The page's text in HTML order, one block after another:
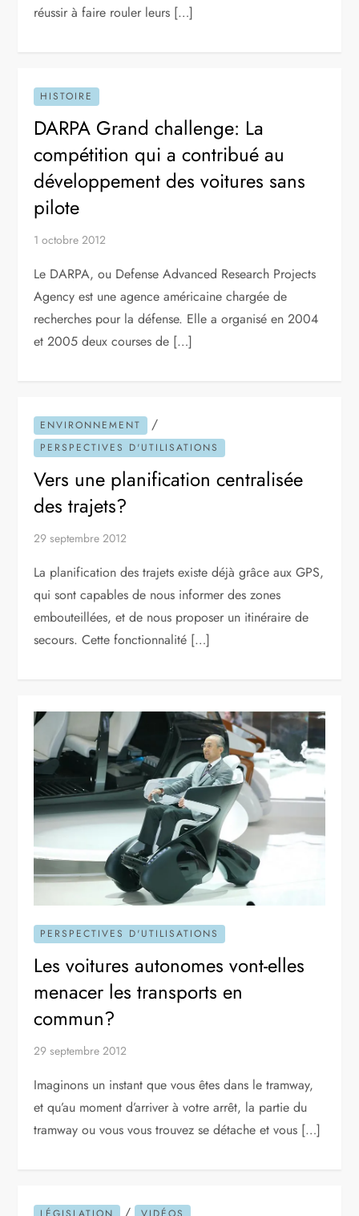
réussir à faire rouler leurs […]
HISTOIRE
DARPA Grand challenge: La
compétition qui a contribué au
développement des voitures sans
pilote
1 octobre 2012
Le DARPA, ou Defense Advanced Research Projects
Agency est une agence américaine chargée de
recherches pour la défense. Elle a organisé en 2004
et 2005 deux courses de […]
ENVIRONNEMENT /
PERSPECTIVES D'UTILISATIONS
Vers une planification centralisée
des trajets?
29 septembre 2012
La planification des trajets existe déjà grâce aux GPS,
qui sont capables de nous informer des zones
embouteillées, et de nous proposer un itinéraire de
secours. Cette fonctionnalité […]
PERSPECTIVES D'UTILISATIONS
Les voitures autonomes vont-elles
menacer les transports en
commun?
29 septembre 2012
Imaginons un instant que vous êtes dans le tramway,
et qu’au moment d’arriver à votre arrêt, la partie du
tramway ou vous vous trouvez se détache et vous […]